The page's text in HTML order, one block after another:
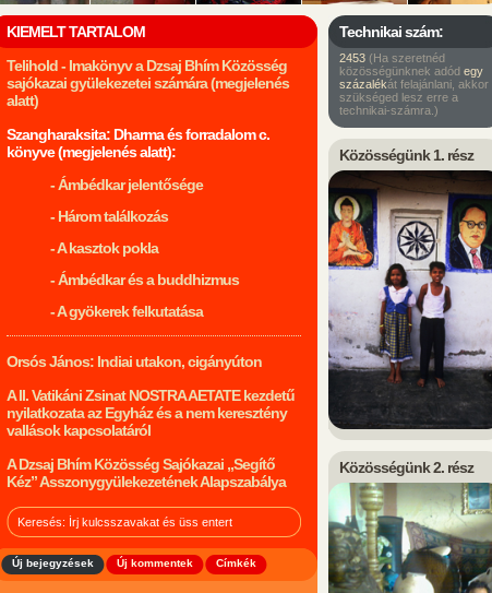
Technikai szám:
2453 (Ha szeretnéd
közösségünknek adód egy
százalékát felajánlani, akkor
szükséged lesz erre a
technikai-számra.)
Közösségünk 1. rész
Közösségünk 2. rész
KIEMELT TARTALOM
Telihold - Imakönyv a Dzsaj Bhím Közösség
sajókazai gyülekezetei számára (megjelenés
alatt)
Szangharaksita: Dharma és forradalom c.
könyve (megjelenés alatt):
- Ámbédkar jelentősége
- Három találkozás
- A kasztok pokla
- Ámbédkar és a buddhizmus
- A gyökerek felkutatása
Orsós János: Indiai utakon, cigányúton
A II. Vatikáni Zsinat NOSTRA AETATE kezdetű
nyilatkozata az Egyház és a nem keresztény
vallások kapcsolatáról
A Dzsaj Bhím Közösség Sajókazai „Segítő
Kéz” Asszonygyülekezetének Alapszabálya
Új bejegyzések Új kommentek Címkék